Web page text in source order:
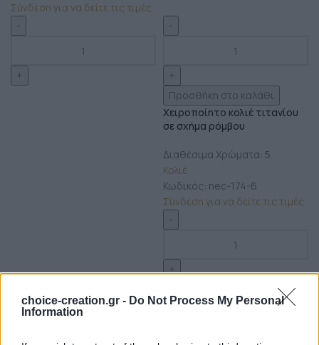
choice-creation.gr - Do Not Process My Personal
Information
Σύνδεση για να δείτε τις τιμές
Προσθήκη στο καλάθι
Χειροποίητο κολιέ τιτανίου
σε σχήμα ρόμβου
Διαθέσιμα Χρώματα: 5
Κολιέ
Κωδικός: nec-174-6
Σύνδεση για να δείτε τις τιμές